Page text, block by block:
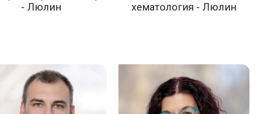
- Люлин
хематология - Люлин